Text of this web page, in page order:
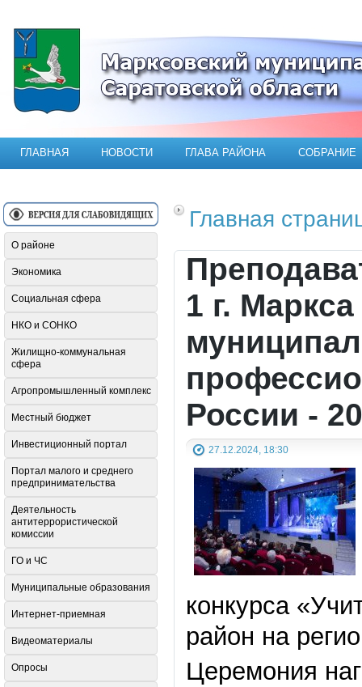
Официальный сайт Марксовского
ГЛАВНАЯ НОВОСТИ ГЛАВА РАЙОНА СОБРАНИЕ
Главная
1 г.
России -
27.12.2024, 18:30
конкурса
район на
Церемония
О районе
Экономика
Социальная сфера
НКО и СОНКО
Жилищно-коммунальная
сфера
Агропромышленный комплекс
Местный бюджет
Инвестиционный портал
Портал малого и среднего
предпринимательства
Деятельность
антитеррористической
комиссии
ГО и ЧС
Муниципальные образования
Интернет-приемная
Видеоматериалы
Опросы